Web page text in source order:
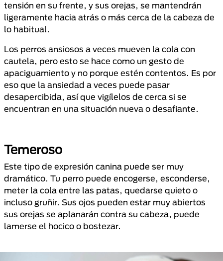
tensión en su frente, y sus orejas, se mantendrán
ligeramente hacia atrás o más cerca de la cabeza de
lo habitual.
Los perros ansiosos a veces mueven la cola con
cautela, pero esto se hace como un gesto de
apaciguamiento y no porque estén contentos. Es por
eso que la ansiedad a veces puede pasar
desapercibida, así que vigílelos de cerca si se
encuentran en una situación nueva o desafiante.
Temeroso
Este tipo de expresión canina puede ser muy
dramático. Tu perro puede encogerse, esconderse,
meter la cola entre las patas, quedarse quieto o
incluso gruñir. Sus ojos pueden estar muy abiertos
sus orejas se aplanarán contra su cabeza, puede
lamerse el hocico o bostezar.